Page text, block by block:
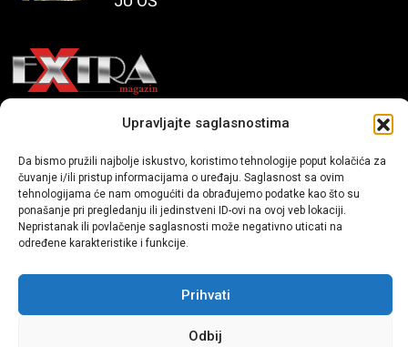
Upravljajte saglasnostima
Da bismo pružili najbolje iskustvo, koristimo tehnologije poput kolačića za
čuvanje i/ili pristup informacijama o uređaju. Saglasnost sa ovim
tehnologijama će nam omogućiti da obrađujemo podatke kao što su
ponašanje pri pregledanju ili jedinstveni ID-ovi na ovoj veb lokaciji.
Nepristanak ili povlačenje saglasnosti može negativno uticati na
određene karakteristike i funkcije.
Prihvati
Odbij
Mi smo moderni portal zabavnog karaktera koji donosi vijesti i
priče iz života, svijeta showbiza, lifestyle-a i popularne kulture.
Sva prava zadržana | extra.ba by profm.ba